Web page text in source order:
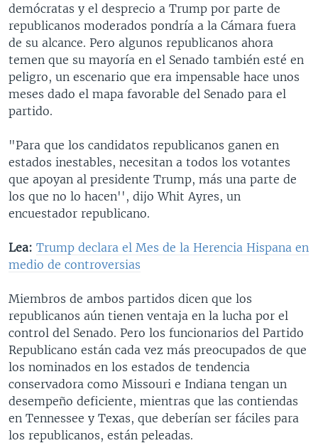
demócratas y el desprecio a Trump por parte de
republicanos moderados pondría a la Cámara fuera
de su alcance. Pero algunos republicanos ahora
temen que su mayoría en el Senado también esté en
peligro, un escenario que era impensable hace unos
meses dado el mapa favorable del Senado para el
partido.
"Para que los candidatos republicanos ganen en
estados inestables, necesitan a todos los votantes
que apoyan al presidente Trump, más una parte de
los que no lo hacen'', dijo Whit Ayres, un
encuestador republicano.
Lea: Trump declara el Mes de la Herencia Hispana en
medio de controversias
Miembros de ambos partidos dicen que los
republicanos aún tienen ventaja en la lucha por el
control del Senado. Pero los funcionarios del Partido
Republicano están cada vez más preocupados de que
los nominados en los estados de tendencia
conservadora como Missouri e Indiana tengan un
desempeño deficiente, mientras que las contiendas
en Tennessee y Texas, que deberían ser fáciles para
los republicanos, están peleadas.